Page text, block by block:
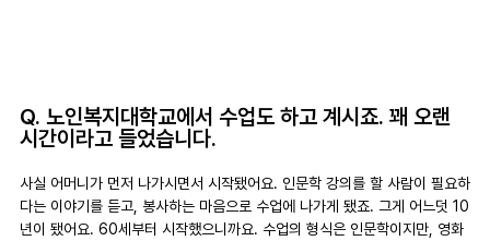
Q. 노인복지대학교에서 수업도 하고 계시죠. 꽤 오랜
시간이라고 들었습니다.
사실 어머니가 먼저 나가시면서 시작됐어요. 인문학 강의를 할 사람이 필요하
다는 이야기를 듣고, 봉사하는 마음으로 수업에 나가게 됐죠. 그게 어느덧 10
년이 됐어요. 60세부터 시작했으니까요. 수업의 형식은 인문학이지만, 영화